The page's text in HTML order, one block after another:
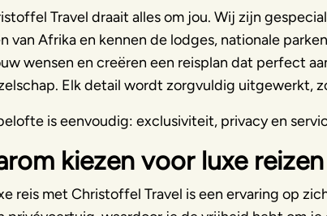
Travel draait alles om jou. Wij zijn
van Afrika en kennen de lodges, nationale
wensen en creëren een reisplan dat perfect
Elk detail wordt zorgvuldig uitgewerkt,
is eenvoudig: exclusiviteit, privacy en
kiezen voor luxe
reis met Christoffel Travel is een ervaring op